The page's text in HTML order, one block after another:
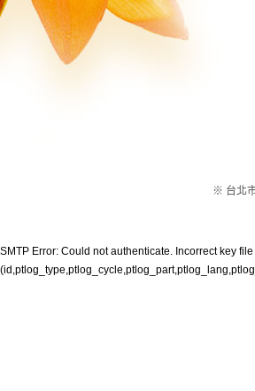
※ 台北
SMTP Error: Could not authenticate. Incorrect key